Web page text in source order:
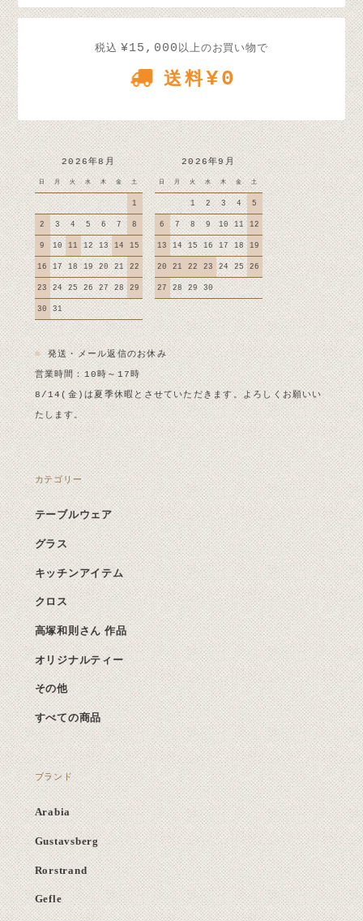
税込 ¥15,000 以上のお買い物で
送料¥0
2026年8月
日 月 火 水 木 金 土
1
2 3 4 5 6 7 8
9 10 11 12 13 14 15
16 17 18 19 20 21 22
23 24 25 26 27 28 29
30 31
2026年9月
日 月 火 水 木 金 土
1 2 3 4 5
6 7 8 9 10 11 12
13 14 15 16 17 18 19
20 21 22 23 24 25 26
27 28 29 30
■発送・メール返信のお休み
営業時間：10時～17時
8/14(金)は夏季休暇とさせていただきます。よろしくお願いい
たします。
カテゴリー
テーブルウェア
グラス
キッチンアイテム
クロス
高塚和則さん 作品
オリジナルティー
その他
すべての商品
ブランド
Arabia
Gustavsberg
Rorstrand
Gefle